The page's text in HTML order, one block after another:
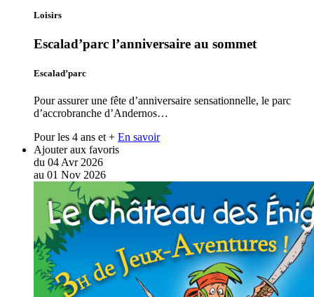
Loisirs
Escalad’parc l’anniversaire au sommet
Escalad’parc
Pour assurer une fête d’anniversaire sensationnelle, le parc
d’accrobranche d’Andernos…
Pour les 4 ans et + En savoir
Ajouter aux favoris
du 04 Avr 2026
au 01 Nov 2026